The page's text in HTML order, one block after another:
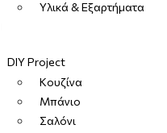
Υλικά & Εξαρτήματα
DIY Project
Κουζίνα
Μπάνιο
Σαλόνι